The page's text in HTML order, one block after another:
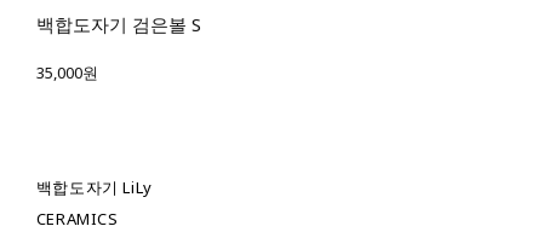
백합도자기 검은볼 S
35,000원
백합도자기 LiLy
CERAMICS